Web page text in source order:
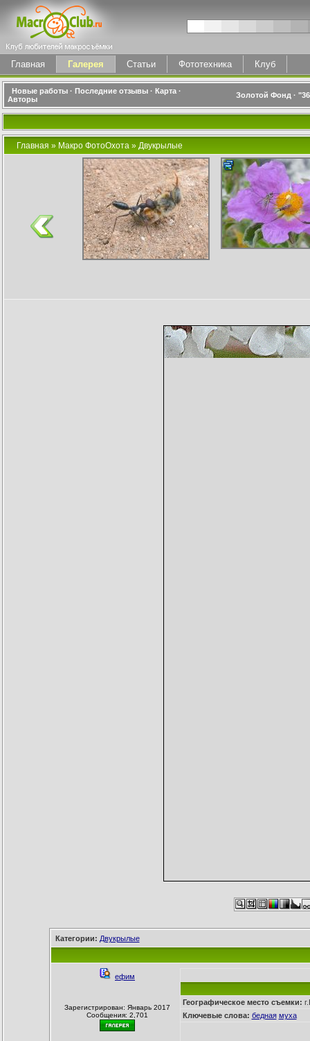
Главная Галерея Статьи Фототехника Клуб
Новые работы · Последние отзывы · Карта ·
Авторы
Золотой Фонд ·
Главная » Макро ФотоОхота» Двукрылые
Категории: Двукрылые
ефим
Зарегистрирован: Январь 2017
Сообщения: 2,701
Географическое место съемки:
Ключевые слова: бедная муха